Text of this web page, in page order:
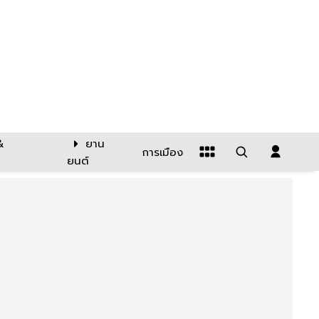
ยาน
ยนต์
การเมือง